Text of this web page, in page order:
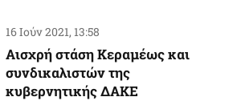
16 Ιούν 2021, 13:58
Aισχρή στάση Κεραμέως και
συνδικαλιστών της
κυβερνητικής ΔΑΚΕ